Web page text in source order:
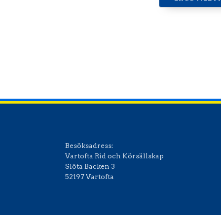
Besöksadress:
Vartofta Rid och Körsällskap
Slöta Backen 3
52197 Vartofta